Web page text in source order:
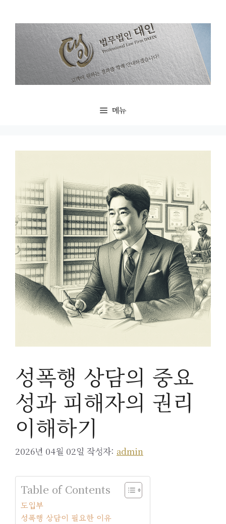
메뉴
성폭행 상담의 중요
성과 피해자의 권리
이해하기
2026년 04월 02일 작성자: admin
Table of Contents
도입부
성폭행 상담이 필요한 이유